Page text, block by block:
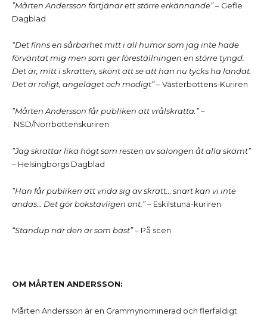
”Mårten Andersson förtjänar ett större erkännande”– Gefle
Dagblad
“Det finns en sårbarhet mitt i all humor som jag inte hade
förväntat mig men som ger föreställningen en större tyngd.
Det är, mitt i skratten, skönt att se att han nu tycks ha landat.
Det är roligt, angeläget och modigt”–Västerbottens-Kuriren
”Mårten Andersson får publiken att vrålskratta.”–
NSD/Norrbottenskuriren
”Jag skrattar lika högt som resten av salongen åt alla skämt”
– Helsingborgs Dagblad
”Han får publiken att vrida sig av skratt… snart kan vi inte
andas… Det gör bokstavligen ont.”– Eskilstuna-kuriren
“Standup när den är som bäst”– På scen
OM MÅRTEN ANDERSSON:
Mårten Andersson är en Grammynominerad och flerfaldigt